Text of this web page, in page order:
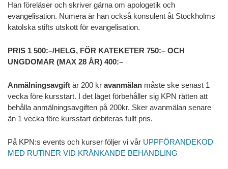
Han föreläser och skriver gärna om apologetik och
evangelisation. Numera är han också konsulent åt Stockholms
katolska stifts utskott för evangelisation.
PRIS 1 500:–/HELG, FÖR KATEKETER 750:– OCH
UNGDOMAR (MAX 28 ÅR) 400:–
Anmälningsavgift är 200 kr avanmälan måste ske senast 1
vecka före kursstart. I det läget förbehåller sig KPN rätten att
behålla anmälningsavgiften på 200kr. Sker avanmälan senare
än 1 vecka före kursstart debiteras fullt pris.
På KPN:s events och kurser följer vi vår UPPFÖRANDEKOD
MED RUTINER VID KRÄNKANDE BEHANDLING